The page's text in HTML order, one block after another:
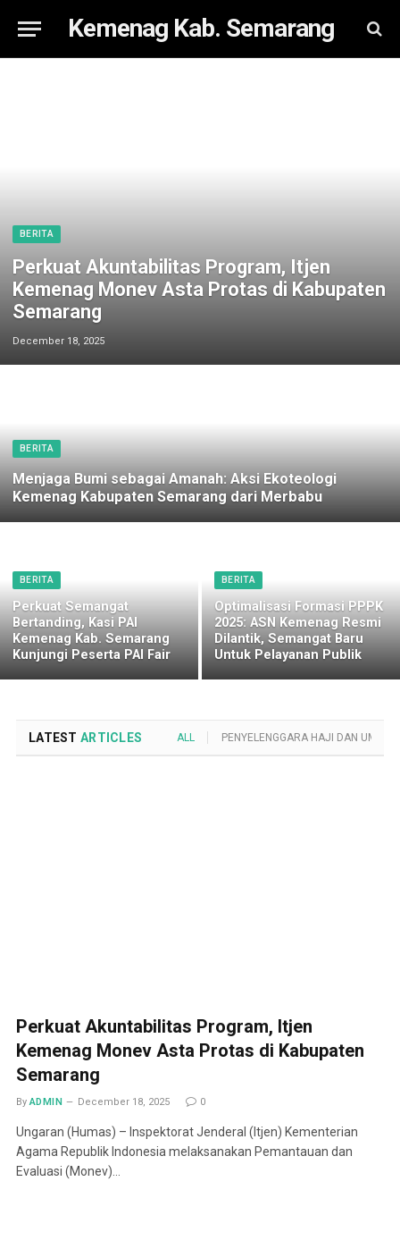
Kemenag Kab. Semarang
BERITA
Perkuat Akuntabilitas Program, Itjen
Kemenag Monev Asta Protas di Kabupaten
Semarang
December 18, 2025
BERITA
Menjaga Bumi sebagai Amanah: Aksi Ekoteologi
Kemenag Kabupaten Semarang dari Merbabu
BERITA
Perkuat Semangat
Bertanding, Kasi PAI
Kemenag Kab. Semarang
Kunjungi Peserta PAI Fair
BERITA
Optimalisasi Formasi PPPK
2025: ASN Kemenag Resmi
Dilantik, Semangat Baru
Untuk Pelayanan Publik
LATEST ARTICLES ALL PENYELENGGARA HAJI DAN UMROH
Perkuat Akuntabilitas Program, Itjen
Kemenag Monev Asta Protas di Kabupaten
Semarang
By ADMIN December 18, 2025 0
Ungaran (Humas) – Inspektorat Jenderal (Itjen) Kementerian
Agama Republik Indonesia melaksanakan Pemantauan dan
Evaluasi (Monev)…